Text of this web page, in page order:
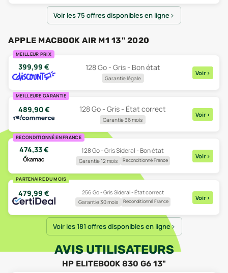
Voir les 75 offres disponibles en ligne
APPLE MACBOOK AIR M1 13" 2020
MEILLEUR PRIX
399,99 € 128 Go - Gris - Bon état
Garantie légale
Voir >
MEILLEURE GARANTIE
489,90€ 128 Go - Gris - État correct
Garantie 36 mois
Voir >
RECONDITIONNÉ EN FRANCE
474,33€ 128 Go - Gris Sideral - Bon état
Garantie 12 mois Reconditionné France
Voir >
PARTENAIRE DU MOIS
479,99 €
256 Go - Gris Sideral - État correct
Garantie 30 mois
Reconditionné France Voir >
Voir les 181 offres disponibles en ligne
AVIS UTILISATEURS
HP ELITEBOOK 830 G6 13"